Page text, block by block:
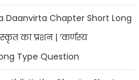
Daanvirta Chapter Short Long
का प्रशन | ‘कर्णस्य
Type Question